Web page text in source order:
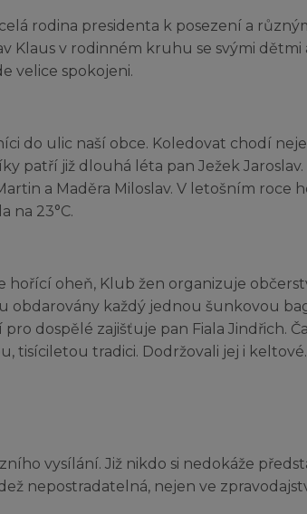
rodina presidenta k posezení a
Klaus v rodinném kruhu se svými dětmi
velice spokojeni.
do ulic naší obce. Koledovat chodí
patří již dlouhá léta pan Ježek
a Maděra Miloslav. V letošním roce
na 23°C.
hořící oheň, Klub žen organizuje
obdarovány každý jednou šunkovou
dospělé zajišťuje pan Fiala Jindřich.
tisíciletou tradici. Dodržovali jej i keltové.
vysílání. Již nikdo si nedokáže
nepostradatelná, nejen ve